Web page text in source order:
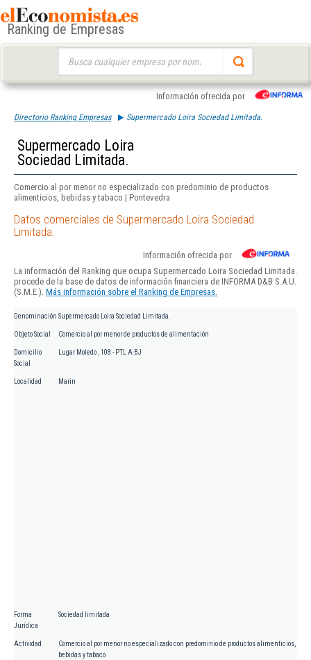
Ranking de Empresas
Información ofrecida por
Directorio Ranking Empresas Supermercado Loira Sociedad Limitada.
Supermercado Loira
Sociedad Limitada.
Comercio al por menor no especializado con predominio de productos
alimenticios, bebidas y tabaco | Pontevedra
Datos comerciales de Supermercado Loira Sociedad
Limitada.
Información ofrecida por
La información del Ranking que ocupa Supermercado Loira Sociedad Limitada.
procede de la base de datos de información financiera de INFORMA D&B S.A.U.
(S.M.E.). Más información sobre el Ranking de Empresas.
Denominación Supermercado Loira Sociedad Limitada.
Objeto Social Comercio al por menor de productos de alimentación
Domicilio
Social
Lugar Moledo , 108 - PTL A BJ
Localidad Marin
Forma
Jurídica
Sociedad limitada
Actividad
Comercio al por menor no especializado con predominio de productos alimenticios,
bebidas y tabaco